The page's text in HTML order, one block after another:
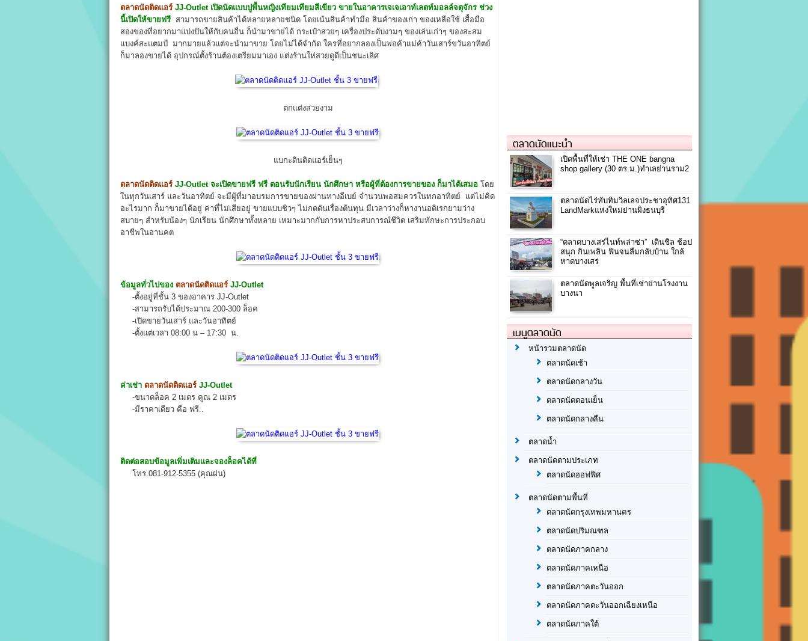
ตลาดนัดติดแอร์ JJ-Outlet เปิดนัดแบบปูพื้นหญิงเทียมเทียมสีเขียว ขายในอาคารเจเจเอาท์เลตท์มอลล์จตุจักร ช่วง
นี้เปิดให้ขายฟรี สามารถขายสินค้าได้หลายหลายชนิด โดยเน้นสินค้าทำมือ สินค้าของเก่า ของเหลือใช้ เสื้อมือ
สองของที่อยากมาแบ่งปันให้กับคนอื่น ก็นำมาขายได้ กระเป๋าสวยๆ เครื่องประดับงามๆ ของเล่นเก่าๆ ของสะสม
แบงค์สะแตมป์ มากมายแล้วแต่จะนำมาขาย โดยไม่ได้จำกัด ใครที่อยากลองเป็นพ่อค้าแม่ค้าวันเสาร์ขวันอาทิตย์
ก็มาลองขายได้ อุปกรณ์ตั้งร้านต้องเตรียมมาเอง แต่งร้านให่สวยดูดีเป็นชนะเลิศ
ตกแต่งสวยงาม
แบกะดินติดแอร์เย็นๆ
ตลาดนัดติดแอร์ JJ-Outlet จะเปิดขายฟรี ฟรี ตอนรับนักเรียน นักศึกษา หรือผู้ที่ต้องการขายของ ก็มาได้เสมอ โดย
ในทุกวันเสาร์ และวันอาทิตย์ จะมีผู้ที่มาอบรมการขายของผ่านทางอีเบย์ จำนวนพอสมควรในทกอาทิตย์ แต่ไม่คิด
อะไรมาก ก็มาขายได้อยู่ ค่าที่ไม่เสียอยู่ ขายแบบชิวๆ ไม่กดดันเรื่องต้นทุน มีเวลาว่างก็หางานอดิเรกยามว่าง
สบายๆ สำหรับน้องๆ นักเรียน นักศึกษาทั้งหลาย เหมาะมากกับการหาประสบการณ์ชีวิต เสริมทักษะการประกอบ
อาชีพในอานคต
ข้อมูลทั่วไปของ ตลาดนัดติดแอร์ JJ-Outlet
-ตั้งอยู่ที่ชั้น 3 ของอาคาร JJ-Outlet
-สามารถรับได้ประมาณ 200-300 ล็อค
-เปิดขายวันเสาร์ และวันอาทิตย์
-ตั้งแต่เวลา 08:00 น – 17:30 น.
ค่าเช่า ตลาดนัดติดแอร์ JJ-Outlet
-ขนาดล็อค 2 เมตร คูณ 2 เมตร
-มีราคาเดียว คือ ฟรี..
ติดต่อสอบข้อมูลเพิ่มเติมและจองล็อคได้ที่
โทร.081-912-5355 (คุณฝน)
ตลาดนัดแนะนำ
เปิดพื้นที่ให้เช่า THE ONE bangna
shop gallery (30 ตร.ม.)ทำเลย่านราม2
ตลาดนัดไร่ทับทิมวิลเลจประชาอุทิศ131
LandMarkแห่งใหม่ย่านฝั่งธนบุรี
“ตลาดบางเสร่ไนท์พล่าซ่า” เดินชิล ช้อป
สนุก กินเพลิน ฟินจนลืมกลับบ้าน ใกล้
หาดบางเสร่
ตลาดนัดพูลเจริญ พื้นที่เช่าย่านโรงงาน
บางนา
เมนูตลาดนัด
หน้ารวมตลาดนัด
ตลาดนัดเช้า
ตลาดนัดกลางวัน
ตลาดนัดตอนเย็น
ตลาดนัดกลางคืน
ตลาดน้ำ
ตลาดนัดตามประเภท
ตลาดนัดออฟฟิศ
ตลาดนัดตามพื้นที่
ตลาดนัดกรุงเทพมหานคร
ตลาดนัดปริมณฑล
ตลาดนัดภาคกลาง
ตลาดนัดภาคเหนือ
ตลาดนัดภาคตะวันออก
ตลาดนัดภาคตะวันออกเฉียงเหนือ
ตลาดนัดภาคใต้